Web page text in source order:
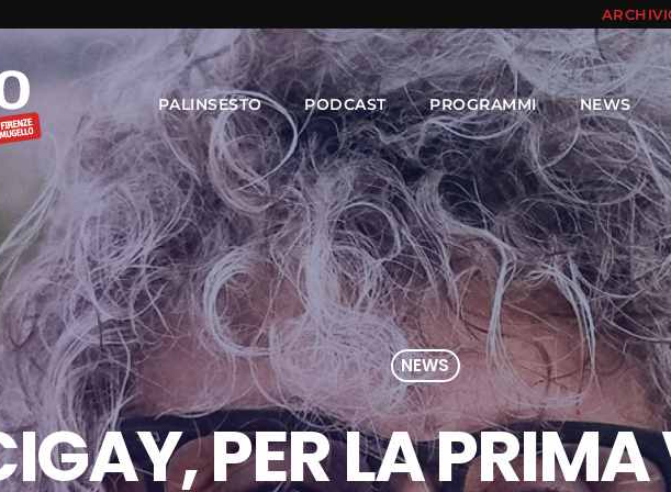
PALINSESTO PODCAST PROGRAMMI NEWS
NEWS
PER LA